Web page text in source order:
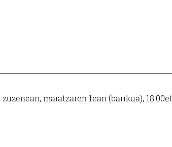
maiatzaren 1ean (barikua),